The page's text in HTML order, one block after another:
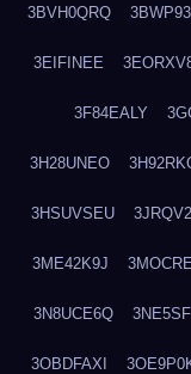
3BVH0QRQ
3EIFINEE
3F84EALY
3H28UNEO
3HSUVSEU
3ME42K9J
3N8UCE6Q
3OBDFAXI